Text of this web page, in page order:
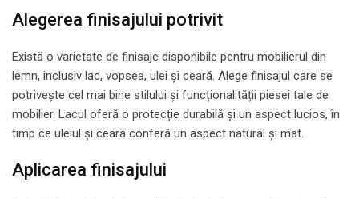
Alegerea finisajului potrivit
Există o varietate de finisaje disponibile pentru mobilierul din
lemn, inclusiv lac, vopsea, ulei și ceară. Alege finisajul care se
potrivește cel mai bine stilului și funcționalității piesei tale de
mobilier. Lacul oferă o protecție durabilă și un aspect lucios, în
timp ce uleiul și ceara conferă un aspect natural și mat.
Aplicarea finisajului